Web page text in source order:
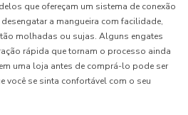
que ofereçam um sistema de conexão
a mangueira com facilidade,
molhadas ou sujas. Alguns engates
rápida que tornam o processo ainda
uma loja antes de comprá-lo pode ser
você se sinta confortável com o seu